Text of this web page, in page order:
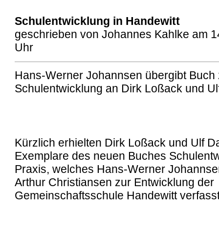
Schulentwicklung in Handewitt
geschrieben von Johannes Kahlke am
Uhr
Hans-Werner Johannsen übergibt Buch
Schulentwicklung an Dirk Loßack und
Kürzlich erhielten Dirk Loßack und Ulf
Exemplare des neuen Buches
Praxis, welches Hans-Werner
Arthur Christiansen zur Entwicklung der
Gemeinschaftsschule Handewitt